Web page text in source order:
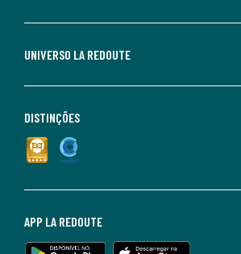
UNIVERSO LA REDOUTE
APP LA REDOUTE
DISTINÇÕES